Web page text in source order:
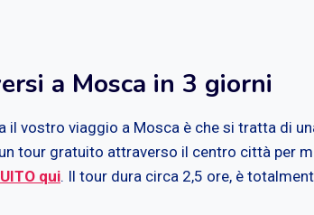
a Mosca in 3 giorni
il vostro viaggio a Mosca è che si tratta di
tour gratuito attraverso il centro città per
qui. Il tour dura circa 2,5 ore, è